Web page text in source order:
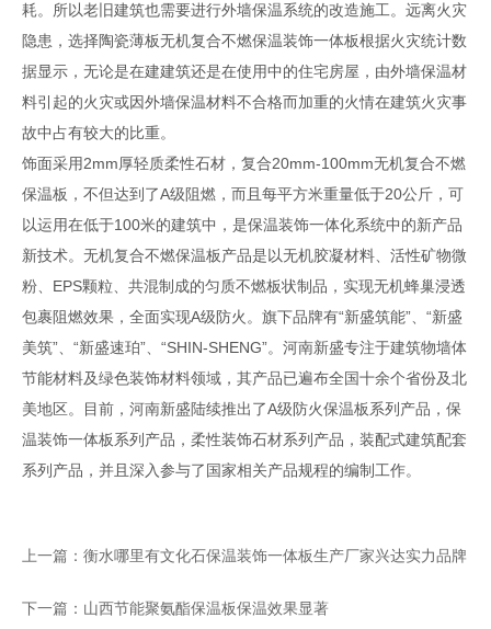
耗。所以老旧建筑也需要进行外墙保温系统的改造施工。远离火灾
隐患，选择陶瓷薄板无机复合不燃保温装饰一体板根据火灾统计数
据显示，无论是在建建筑还是在使用中的住宅房屋，由外墙保温材
料引起的火灾或因外墙保温材料不合格而加重的火情在建筑火灾事
故中占有较大的比重。
饰面采用2mm厚轻质柔性石材，复合20mm-100mm无机复合不燃
保温板，不但达到了A级阻燃，而且每平方米重量低于20公斤，可
以运用在低于100米的建筑中，是保温装饰一体化系统中的新产品
新技术。无机复合不燃保温板产品是以无机胶凝材料、活性矿物微
粉、EPS颗粒、共混制成的匀质不燃板状制品，实现无机蜂巢浸透
包裹阻燃效果，全面实现A级防火。旗下品牌有“新盛筑能”、“新盛
美筑”、“新盛速珀”、“SHIN-SHENG”。河南新盛专注于建筑物墙体
节能材料及绿色装饰材料领域，其产品已遍布全国十余个省份及北
美地区。目前，河南新盛陆续推出了A级防火保温板系列产品，保
温装饰一体板系列产品，柔性装饰石材系列产品，装配式建筑配套
系列产品，并且深入参与了国家相关产品规程的编制工作。
上一篇：衡水哪里有文化石保温装饰一体板生产厂家兴达实力品牌
下一篇：山西节能聚氨酯保温板保温效果显著